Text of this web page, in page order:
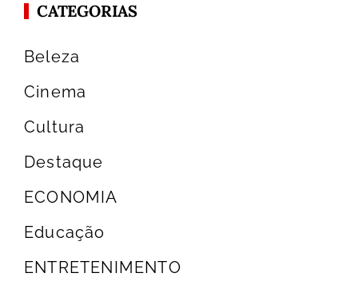
CATEGORIAS
Beleza
Cinema
Cultura
Destaque
ECONOMIA
Educação
ENTRETENIMENTO